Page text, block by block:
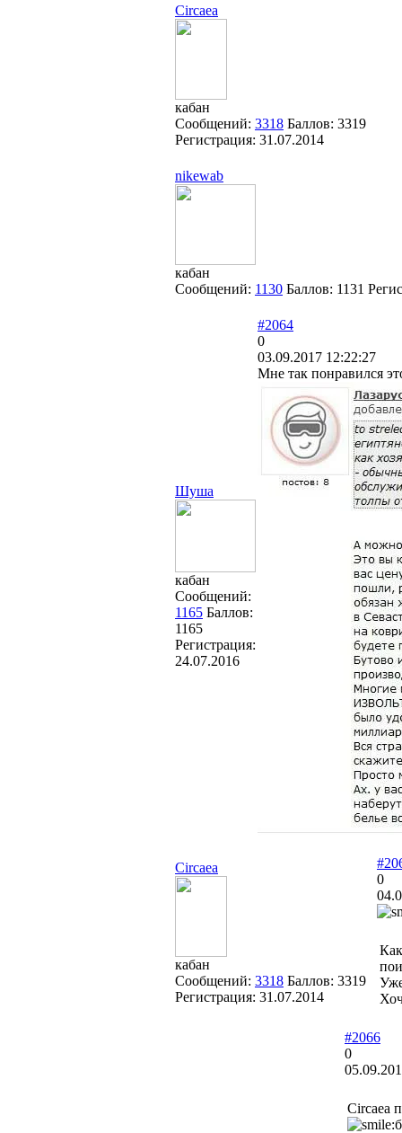
Circaea
кабан
Сообщений: 3318 Баллов: 3319
Регистрация: 31.07.2014
nikewab
кабан
Сообщений: 1130 Баллов: 1131
Шуша
кабан
Сообщений:
1165 Баллов:
1165
Регистрация:
24.07.2016
#2064
0
03.09.2017 12:22:27
Мне так понравился
Circaea
кабан
Сообщений: 3318 Баллов: 3319
Регистрация: 31.07.2014
0
#2066
0
Circaea